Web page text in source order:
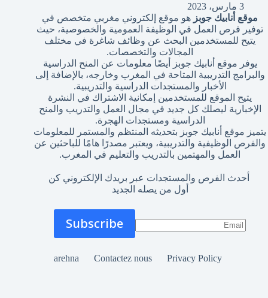
3 مارس، 2023
موقع أنابيك جوبز هو موقع إلكتروني مغربي متخصص في
توفير فرص العمل في الوظيفة العمومية والخصوصية، حيث
يتيح للمستخدمين البحث عن وظائف شاغرة في مختلف
المجالات والتخصصات.
يوفر موقع أنابيك جوبز أيضًا معلومات عن المنح الدراسية
والبرامج التدريبية المتاحة في المغرب وخارجه، بالإضافة إلى
الأخبار والمستجدات الدراسية والتدريبية.
يتيح الموقع للمستخدمين إمكانية الاشتراك في النشرة
الإخبارية ليصلك كل جديد في مجال العمل والتدريب والمنح
الدراسية ومستجدات الهجرة.
يتميز موقع أنابيك جوبز بتحديثه المنتظم والمستمر للمعلومات
والفرص الوظيفية والتدريبية، ويعتبر مصدرًا هامًا للباحثين عن
العمل والمهتمين بالتدريب والتعليم في المغرب.
أحدث الفرص والمستجدات عبر بريدك الإلكتروني كن
أول من يصله الجديد
Privacy Policy
Contactez nous
arehna